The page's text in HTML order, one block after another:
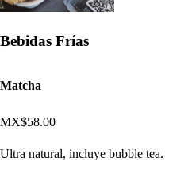
Bebidas Frías
Matcha
MX$58.00
Ultra natural, incluye bubble tea.